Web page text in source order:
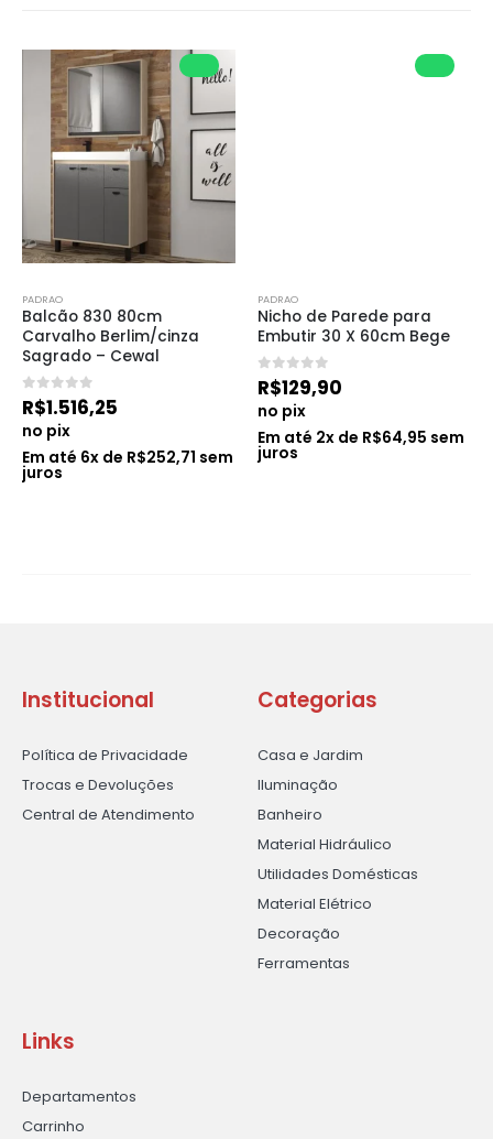
PADRAO
Balcão 830 80cm
Carvalho Berlim/cinza
Sagrado – Cewal
0de 5
R$1.516,25
no pix
Em até 6x de R$252,71 sem
juros
PADRAO
Nicho de Parede para
Embutir 30 X 60cm Bege
0de 5
R$129,90
no pix
Em até 2x de R$64,95 sem
juros
Institucional
Política de Privacidade
Trocas e Devoluções
Central de Atendimento
Categorias
Casa e Jardim
Iluminação
Banheiro
Material Hidráulico
Utilidades Domésticas
Material Elétrico
Decoração
Ferramentas
Links
Departamentos
Carrinho